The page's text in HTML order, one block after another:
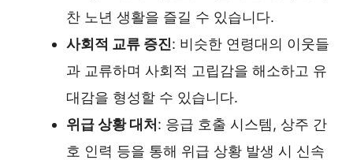
찬 노년 생활을 즐길 수 있습니다.
사회적 교류 증진: 비슷한 연령대의 이웃들
과 교류하며 사회적 고립감을 해소하고 유
대감을 형성할 수 있습니다.
위급 상황 대처 : 응급 호출 시스템, 상주 간
호 인력 등을 통해 위급 상황 발생 시 신속